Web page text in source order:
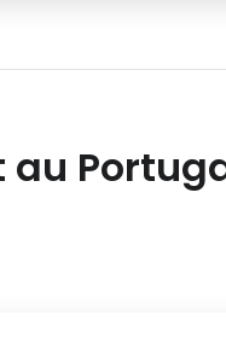
au